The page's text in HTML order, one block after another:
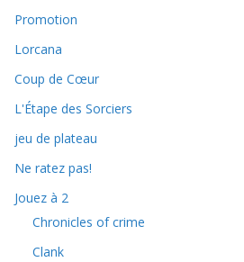
Promotion
Lorcana
Coup de Cœur
L'Étape des Sorciers
jeu de plateau
Ne ratez pas!
Jouez à 2
Chronicles of crime
Clank